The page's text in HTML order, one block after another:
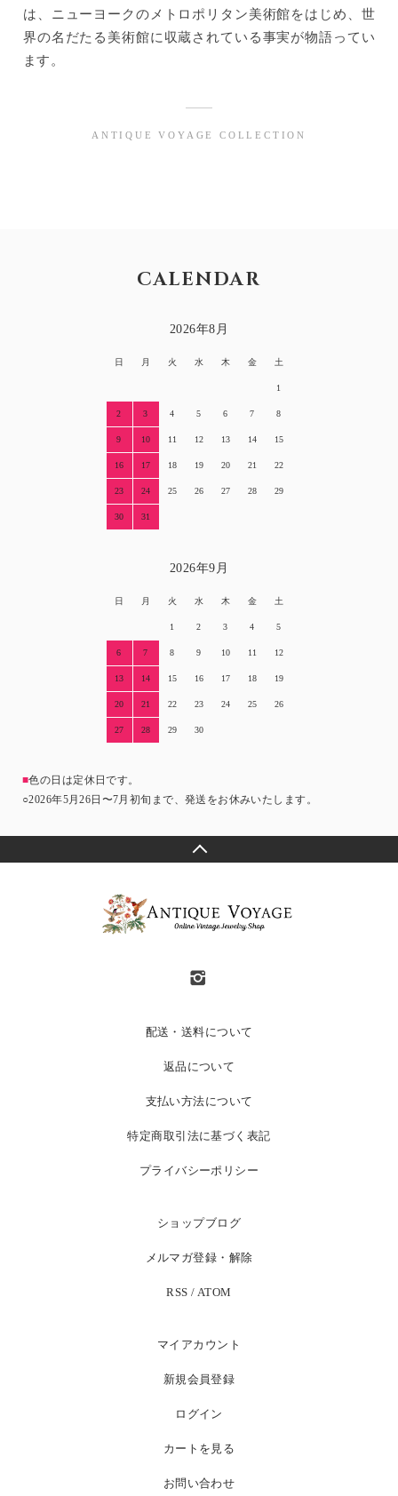
は、ニューヨークのメトロポリタン美術館をはじめ、世
界の名だたる美術館に収蔵されている事実が物語ってい
ます。
ANTIQUE VOYAGE COLLECTION
CALENDAR
2026年8月
日 月 火 水 木 金 土
1
2 3 4 5 6 7 8
9 10 11 12 13 14 15
16 17 18 19 20 21 22
23 24 25 26 27 28 29
30 31
2026年9月
日 月 火 水 木 金 土
1 2 3 4 5
6 7 8 9 10 11 12
13 14 15 16 17 18 19
20 21 22 23 24 25 26
27 28 29 30
■色の日は定休日です。
○2026年5月26日〜7月初旬まで、発送をお休みいたします。
配送・送料について
返品について
支払い方法について
特定商取引法に基づく表記
プライバシーポリシー
ショップブログ
メルマガ登録・解除
RSS / ATOM
マイアカウント
新規会員登録
ログイン
カートを見る
お問い合わせ